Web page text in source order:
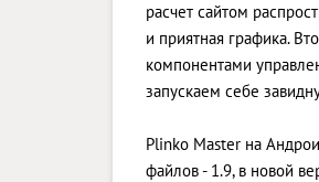
расчет сайтом
и приятная графика.
компонентами
запускаем себе
Plinko Master на
файлов - 1.9, в новой